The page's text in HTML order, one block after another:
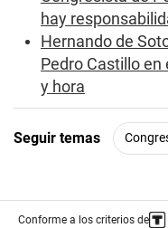
hay
Hernando de
Pedro Castillo en
y hora
Seguir temas
Conforme a los criterios de